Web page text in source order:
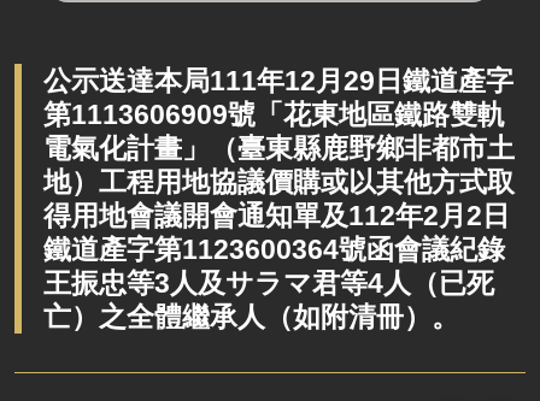
定期聯繫會議
廉政體系
公示送達本局111年12月29日鐵道產字
第1113606909號「花東地區鐵路雙軌
電氣化計畫」（臺東縣鹿野鄉非都市土
地）工程用地協議價購或以其他方式取
得用地會議開會通知單及112年2月2日
鐵道產字第1123600364號函會議紀錄
王振忠等3人及サラマ君等4人（已死
亡）之全體繼承人（如附清冊）。